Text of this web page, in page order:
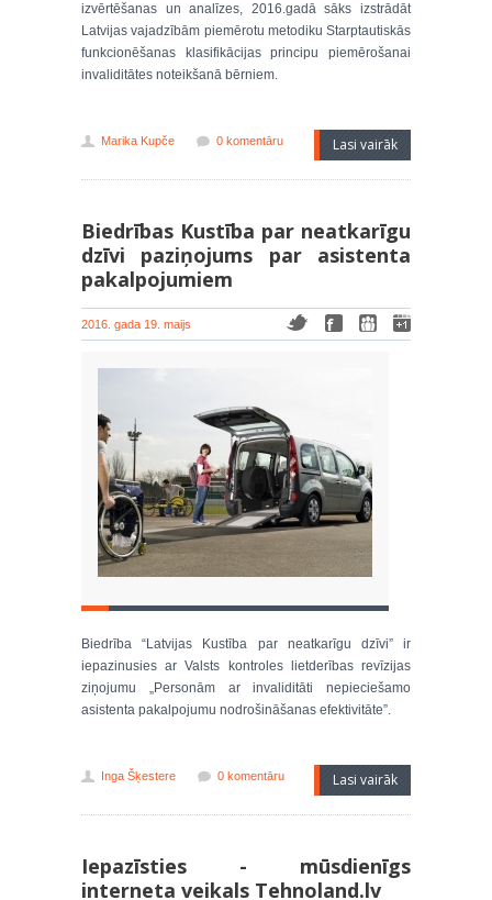
izvērtēšanas un analīzes, 2016.gadā sāks izstrādāt
Latvijas vajadzībām piemērotu metodiku Starptautiskās
funkcionēšanas klasifikācijas principu piemērošanai
invaliditātes noteikšanā bērniem.
Marika Kupče 0 komentāru Lasi vairāk
Biedrības Kustība par neatkarīgu
dzīvi paziņojums par asistenta
pakalpojumiem
2016. gada 19. maijs
Biedrība “Latvijas Kustība par neatkarīgu dzīvi” ir
iepazinusies ar Valsts kontroles lietderības revīzijas
ziņojumu „Personām ar invaliditāti nepieciešamo
asistenta pakalpojumu nodrošināšanas efektivitāte”.
Inga Šķestere 0 komentāru Lasi vairāk
Iepazīsties - mūsdienīgs
interneta veikals Tehnoland.lv